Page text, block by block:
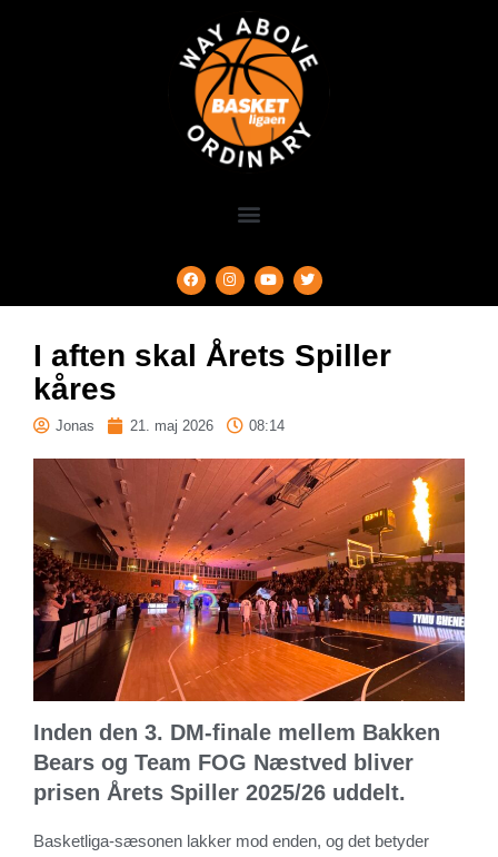
I aften skal Årets Spiller
kåres
Jonas 21. maj 2026 08:14
Inden den 3. DM-finale mellem Bakken
Bears og Team FOG Næstved bliver
prisen Årets Spiller 2025/26 uddelt.
Basketliga-sæsonen lakker mod enden, og det betyder